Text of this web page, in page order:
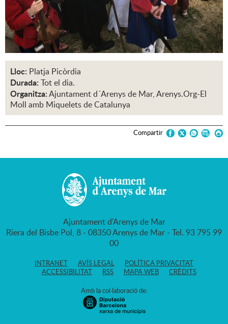
Lloc: Platja Picòrdia
Durada: Tot el dia.
Organitza:Ajuntament d´Arenys de Mar, Arenys.Org-El
Moll amb Miquelets de Catalunya
Compartir
Ajuntament d'Arenys de Mar
Riera del Bisbe Pol, 8 - 08350 Arenys de Mar - Tel. 93 795 99
00
INTRANET AVÍS LEGAL
POLÍTICA PRIVACITAT
ACCESSIBILITAT
RSS MAPA WEB CRÈDITS
Amb la col·laboració de: